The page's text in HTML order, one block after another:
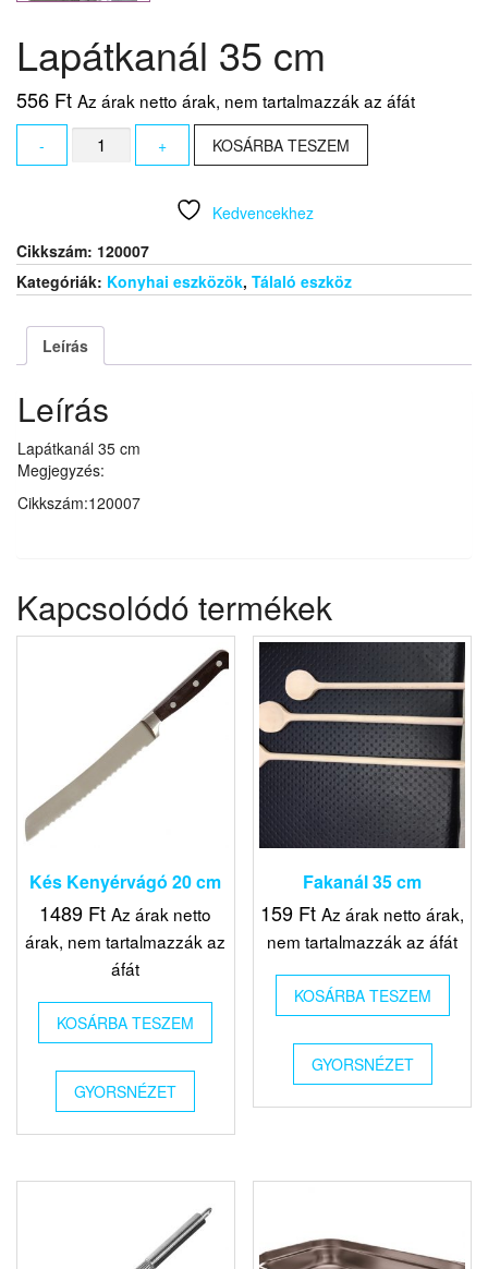
Lapátkanál 35 cm
556 Ft Az árak netto árak, nem tartalmazzák az áfát
-
Lapátkanál
+ KOSÁRBA TESZEM
Kedvencekhez
Cikkszám: 120007
Kategóriák: Konyhai eszközök, Tálaló eszköz
Leírás
Leírás
Lapátkanál 35 cm
Megjegyzés:
Cikkszám:120007
Kapcsolódó termékek
Kés Kenyérvágó 20 cm
1489 Ft Az árak netto
árak, nem tartalmazzák az
áfát
KOSÁRBA TESZEM
GYORSNÉZET
Fakanál 35 cm
159 Ft Az árak netto árak,
nem tartalmazzák az áfát
KOSÁRBA TESZEM
GYORSNÉZET